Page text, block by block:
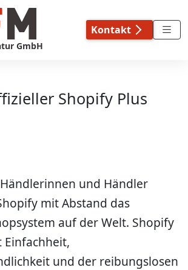
GmbH
Kontakt
Shopify Plus
und Händler
mit Abstand das
auf der Welt. Shopify
und der reibungslosen